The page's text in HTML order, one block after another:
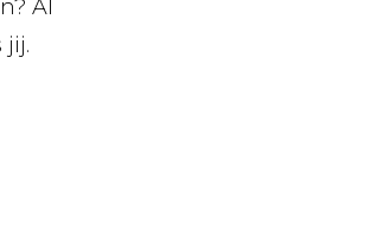
Al
jij.